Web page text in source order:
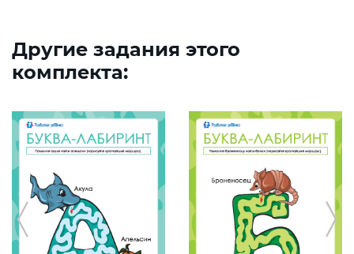
Другие задания этого
комплекта: